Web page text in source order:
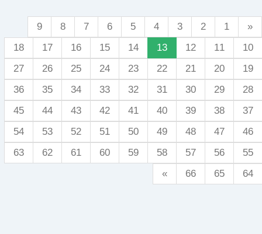
«
1
2
3
4
5
6
7
8
9
10
11
12
13
14
15
16
17
18
19
20
21
22
23
24
25
26
27
28
29
30
31
32
33
34
35
36
37
38
39
40
41
42
43
44
45
46
47
48
49
50
51
52
53
54
55
56
57
58
59
60
61
62
63
64
65
66
»